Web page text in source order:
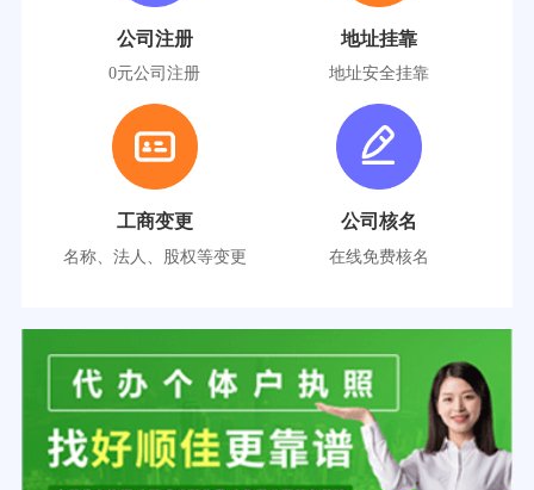
公司注册
0元公司注册
地址挂靠
地址安全挂靠
工商变更
名称、法人、股权等变更
公司核名
在线免费核名